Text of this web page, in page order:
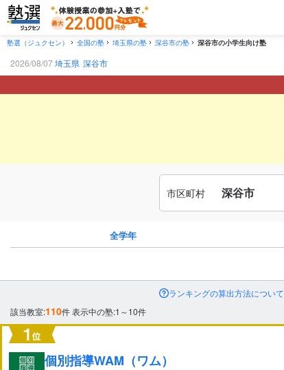
塾選（ジュクセン） 全国の塾 埼玉県の塾 深谷市の塾 深谷市の小学生向け塾
2026/08/07 埼玉県 深谷市
市区町村 深谷市
から探す
集団指導（10名以上）
全学年
ランキングの算出方法について
該当教室:110件表示中の塾:1～10件
個別指導WAM（ワム）